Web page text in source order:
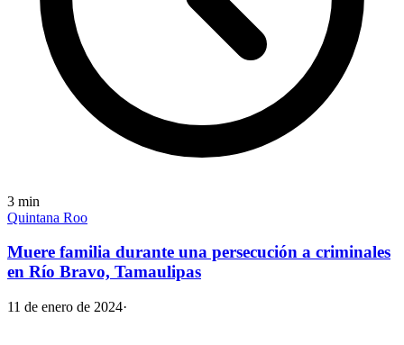
3 min
Quintana Roo
Muere familia durante una persecución a criminales
en Río Bravo, Tamaulipas
11 de enero de 2024·